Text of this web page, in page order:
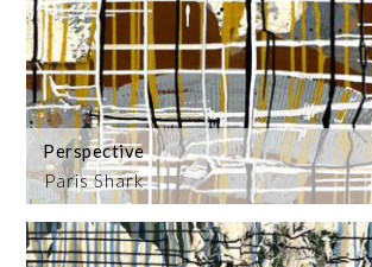
Paris Shark
Perspective